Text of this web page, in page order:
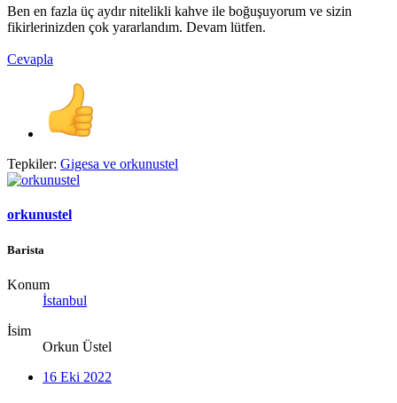
Ben en fazla üç aydır nitelikli kahve ile boğuşuyorum ve sizin
fikirlerinizden çok yararlandım. Devam lütfen.
Cevapla
Tepkiler: Gigesa ve orkunustel
orkunustel
Barista
Konum
İstanbul
İsim
Orkun Üstel
16 Eki 2022